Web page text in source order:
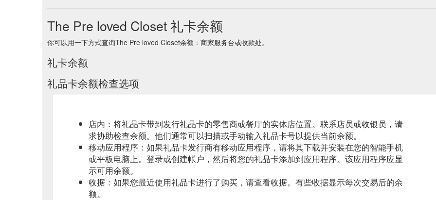
The Pre loved Closet 礼卡余额
你可以用一下方式查询The Pre loved Closet余额：商家服务台或收款处。
礼卡余额
礼品卡余额检查选项
店内：将礼品卡带到发行礼品卡的零售商或餐厅的实体店位置。联系店员或收银员，请
求协助检查余额。他们通常可以扫描或手动输入礼品卡号以提供当前余额。
移动应用程序：如果礼品卡发行商有移动应用程序，请将其下载并安装在您的智能手机
或平板电脑上。登录或创建帐户，然后将您的礼品卡添加到应用程序。该应用程序应显
示可用余额。
收据：如果您最近使用礼品卡进行了购买，请查看收据。有些收据显示每次交易后的余
额。